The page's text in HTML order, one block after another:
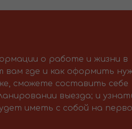
о работе и жизни в
вам где и как оформить
сможете составить себе
выезда; и
иметь с собой на